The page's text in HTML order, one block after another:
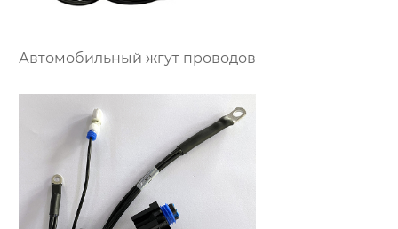
Автомобильный жгут проводов